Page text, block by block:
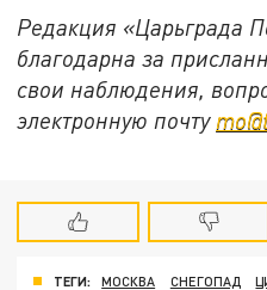
Редакция «Царьграда
благодарна за
свои наблюдения,
электронную почту
ТЕГИ: МОСКВА СНЕГОПАД